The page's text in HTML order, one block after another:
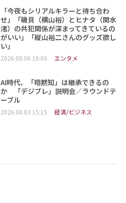
「今夜もシリアルキラーと待ち合わ
せ」「磯貝（横山裕）とヒナタ（関水
渚）の共犯関係が深まってきているの
がいい」「縦山裕二さんのグッズ欲し
い」
2026.08.06 10:00 エンタメ
AI時代、「暗黙知」は継承できるの
か 「デジブレ」説明会／ラウンドテ
ーブル
2026.08.03 15:15 経済/ビジネス